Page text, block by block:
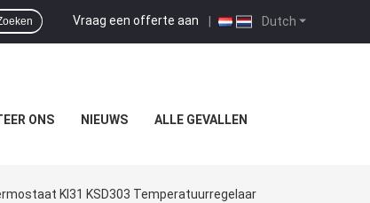
Dutch
Vraag een offerte aan |
ONS NIEUWS ALLE GEVALLEN
KI31 KSD303 Temperatuurregelaar